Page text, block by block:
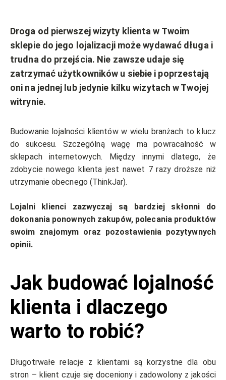
Droga od pierwszej wizyty klienta w Twoim
sklepie do jego lojalizacji może wydawać długa i
trudna do przejścia. Nie zawsze udaje się
zatrzymać użytkowników u siebie i poprzestają
oni na jednej lub jedynie kilku wizytach w Twojej
witrynie.
Budowanie lojalności klientów w wielu branżach to klucz
do sukcesu. Szczególną wagę ma powracalność w
sklepach internetowych. Między innymi dlatego, że
zdobycie nowego klienta jest nawet 7 razy droższe niż
utrzymanie obecnego (ThinkJar).
Lojalni klienci zazwyczaj są bardziej skłonni do
dokonania ponownych zakupów, polecania produktów
swoim znajomym oraz pozostawienia pozytywnych
opinii.
Jak budować lojalność
klienta i dlaczego
warto to robić?
Długotrwałe relacje z klientami są korzystne dla obu
stron – klient czuje się doceniony i zadowolony z jakości